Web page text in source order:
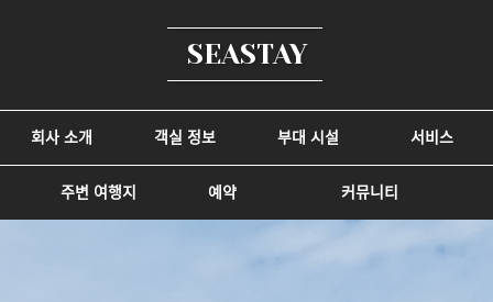
SEASTAY
회사 소개 객실 정보 부대 시설 서비스
주변 여행지 예약 커뮤니티